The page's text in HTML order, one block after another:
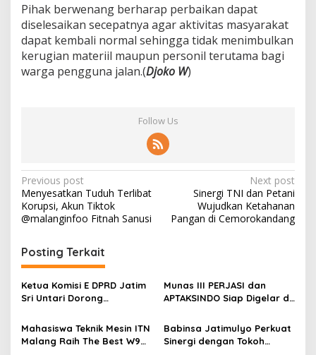
n
Pihak berwenang berharap perbaikan dapat
diselesaikan secepatnya agar aktivitas masyarakat
dapat kembali normal sehingga tidak menimbulkan
kerugian materiil maupun personil terutama bagi
warga pengguna jalan.(Djoko W)
Follow Us
P
o
s
t
n
a
v
i
g
Previous post
Menyesatkan Tuduh Terlibat
Korupsi, Akun Tiktok
@malanginfoo Fitnah Sanusi
Next post
Sinergi TNI dan Petani
Wujudkan Ketahanan
Pangan di Cemorokandang
Posting Terkait
Ketua Komisi E DPRD Jatim
Sri Untari Dorong
Posyandu sebagai Garda
Terdepan Layanan
Kesehatan
Munas III PERJASI dan
APTAKSINDO Siap Digelar di
Semangat Perkuat Tata
Kelola Organisasi
Mahasiswa Teknik Mesin ITN
Malang Raih The Best W9
Babinsa Jatimulyo Perkuat
Sinergi dengan Tokoh